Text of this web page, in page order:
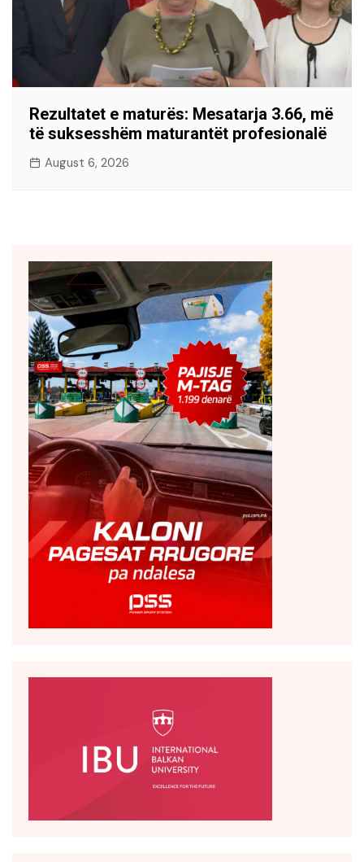
Rezultatet e maturës: Mesatarja 3.66, më
të suksesshëm maturantët profesionalë
August 6, 2026